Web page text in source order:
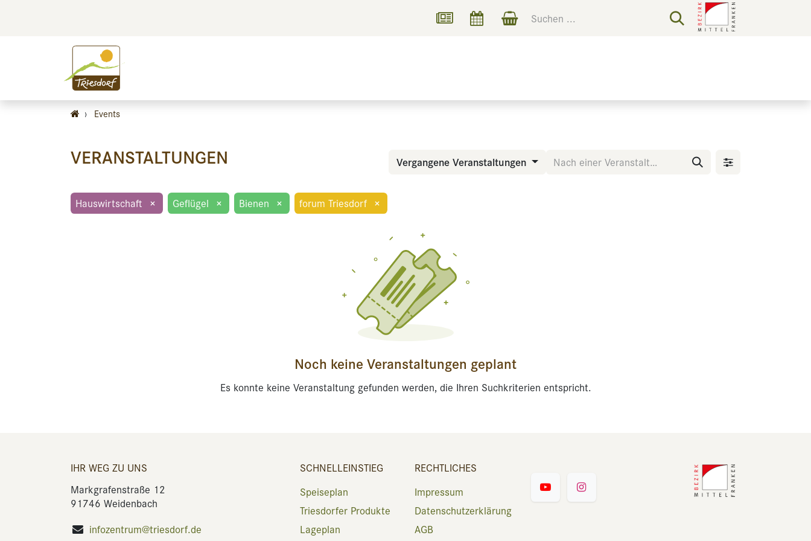
› Events
VERANSTALTUNGEN Vergangene Veranstaltungen
Hauswirtschaft × Geflügel × Bienen × forum Triesdorf ×
Noch keine Veranstaltungen geplant
Es konnte keine Veranstaltung gefunden werden, die Ihren Suchkriterien entspricht.
IHR WEG ZU UNS
Markgrafenstraße 12
91746 Weidenbach
infozentrum@triesdorf.de
SCHNELLEINSTIEG
Speiseplan
Triesdorfer Produkte
Lageplan
RECHTLICHES
Impressum
Datenschutzerklärung
AGB